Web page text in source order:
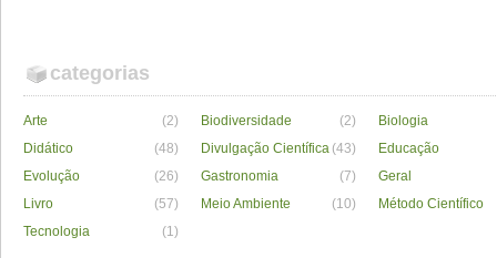
categorias
Arte (2) Biodiversidade (2)
Biologia
Didático
(48) Divulgação Científica (43)
Educação
Evolução
(26) Gastronomia (7)
Geral
Livro
(57) Meio Ambiente (10)
Método Científico
Tecnologia
(1)